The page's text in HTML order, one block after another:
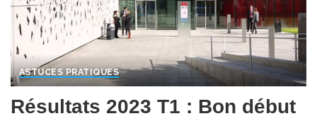
ASTUCES PRATIQUES
Résultats 2023 T1 : Bon début